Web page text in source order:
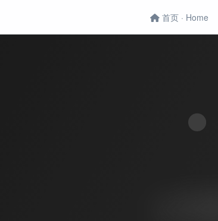
首页 · Home